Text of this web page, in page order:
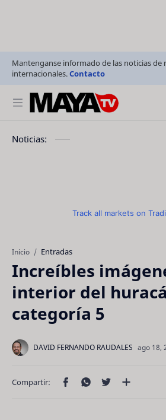
Mantenganse informado de las noticias de
internacionales.Contacto
Noticias:
Track all markets on
Inicio Entradas
Increíbles
interior del
categoría 5